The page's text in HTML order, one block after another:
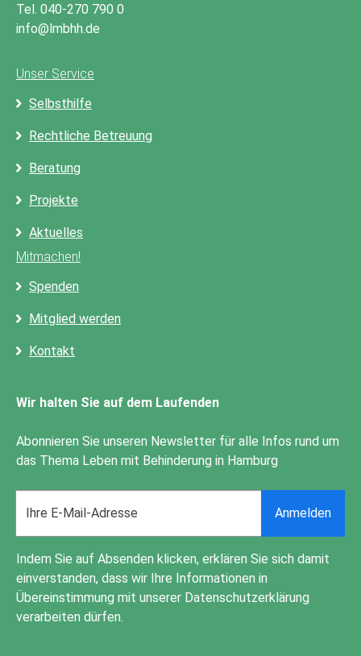
Tel. 040-270 790 0
info@lmbhh.de
Unser Service
Selbsthilfe
Rechtliche Betreuung
Beratung
Projekte
Aktuelles
Mitmachen!
Spenden
Mitglied werden
Kontakt
Wir halten Sie auf dem Laufenden
Abonnieren Sie unseren Newsletter für alle Infos rund um
das Thema Leben mit Behinderung in Hamburg
address
Anmelden
Indem Sie auf Absenden klicken, erklären Sie sich damit
einverstanden, dass wir Ihre Informationen in
Übereinstimmung mit unserer Datenschutzerklärung
verarbeiten dürfen.